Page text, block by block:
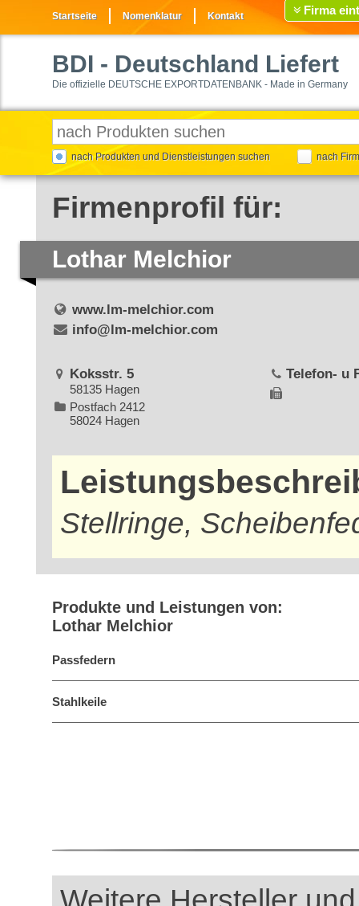
Startseite Nomenklatur Kontakt Firma
BDI - Deutschland Liefert
Die offizielle DEUTSCHE EXPORTDATENBANK - Made in Germany
nach Produkten und Dienstleistungen suchen nach
Firmenprofil für:
Lothar Melchior
www.lm-melchior.com
info@lm-melchior.com
Koksstr. 5
58135 Hagen
Postfach 2412
58024 Hagen
Telefon- u
Stellringe,
Produkte und Leistungen von:
Lothar Melchior
Passfedern
Stahlkeile